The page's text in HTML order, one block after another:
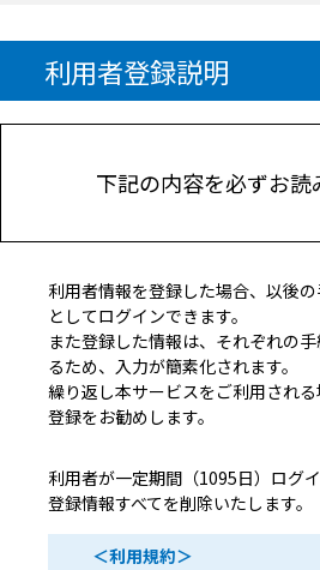
利用者登録説明
下記の内容を必ずお読
利用者情報を登録した場合、以後
としてログインできます。
また登録した情報は、それぞれの
るため、入力が簡素化されます。
繰り返し本サービスをご利用され
登録をお勧めします。
利用者が一定期間（1095日）ログ
登録情報すべてを削除いたします。
＜利用規約＞